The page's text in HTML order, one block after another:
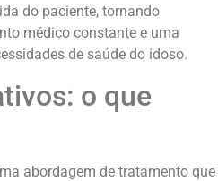
do paciente, tornando
médico constante e uma
de saúde do idoso.
o que
abordagem de tratamento que